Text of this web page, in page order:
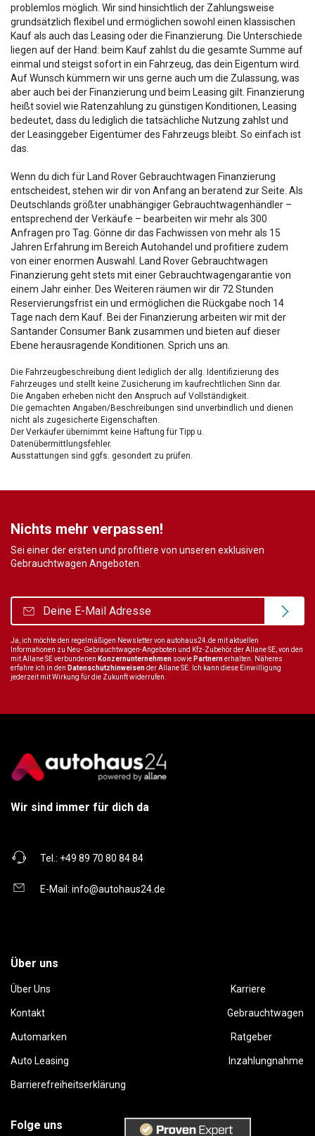
problemlos möglich. Wir sind hinsichtlich der Zahlungsweise
grundsätzlich flexibel und ermöglichen sowohl einen klassischen
Kauf als auch das Leasing oder die Finanzierung. Die Unterschiede
liegen auf der Hand: beim Kauf zahlst du die gesamte Summe auf
einmal und steigst sofort in ein Fahrzeug, das dein Eigentum wird.
Auf Wunsch kümmern wir uns gerne auch um die Zulassung, was
aber auch bei der Finanzierung und beim Leasing gilt. Finanzierung
heißt soviel wie Ratenzahlung zu günstigen Konditionen, Leasing
bedeutet, dass du lediglich die tatsächliche Nutzung zahlst und
der Leasinggeber Eigentümer des Fahrzeugs bleibt. So einfach ist
das.
Wenn du dich für Land Rover Gebrauchtwagen Finanzierung
entscheidest, stehen wir dir von Anfang an beratend zur Seite. Als
Deutschlands größter unabhängiger Gebrauchtwagenhändler –
entsprechend der Verkäufe – bearbeiten wir mehr als 300
Anfragen pro Tag. Gönne dir das Fachwissen von mehr als 15
Jahren Erfahrung im Bereich Autohandel und profitiere zudem
von einer enormen Auswahl. Land Rover Gebrauchtwagen
Finanzierung geht stets mit einer Gebrauchtwagengarantie von
einem Jahr einher. Des Weiteren räumen wir dir 72 Stunden
Reservierungsfrist ein und ermöglichen die Rückgabe noch 14
Tage nach dem Kauf. Bei der Finanzierung arbeiten wir mit der
Santander Consumer Bank zusammen und bieten auf dieser
Ebene herausragende Konditionen. Sprich uns an.
Die Fahrzeugbeschreibung dient lediglich der allg. Identifizierung des
Fahrzeuges und stellt keine Zusicherung im kaufrechtlichen Sinn dar.
Die Angaben erheben nicht den Anspruch auf Vollständigkeit.
Die gemachten Angaben/Beschreibungen sind unverbindlich und dienen
nicht als zugesicherte Eigenschaften.
Der Verkäufer übernimmt keine Haftung für Tipp u.
Datenübermittlungsfehler.
Ausstattungen sind ggfs. gesondert zu prüfen.
Nichts mehr verpassen!
Sei einer der ersten und profitiere von unseren exklusiven
Gebrauchtwagen Angeboten.
Ja, ich möchte den regelmäßigen Newsletter von autohaus24.de mit aktuellen
Informationen zu Neu- Gebrauchtwagen-Angeboten und Kfz-Zubehör der Allane SE, von den
mit Allane SE verbundenen Konzernunternehmen sowie Partnernerhalten. Näheres
erfahre ich in den Datenschutzhinweisender Allane SE. Ich kann diese Einwilligung
jederzeit mit Wirkung für die Zukunft widerrufen.
Wir sind immer für dich da
Tel.: +49 89 70 80 84 84
E-Mail: info@autohaus24.de
Über uns
Über Uns Karriere
Kontakt Gebrauchtwagen
Automarken Ratgeber
Auto Leasing Inzahlungnahme
Barrierefreiheitserklärung
Folge uns